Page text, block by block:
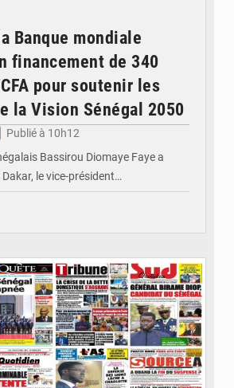
Banque mondiale
financement de 340
pour soutenir les
la Vision Sénégal 2050
Publié à 10h12
Bassirou Diomaye Faye a
le vice-président…